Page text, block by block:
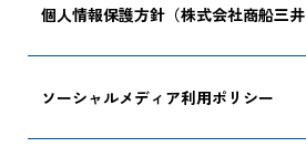
個人情報保護方針（株式会社商船三井
ソーシャルメディア利用ポリシー